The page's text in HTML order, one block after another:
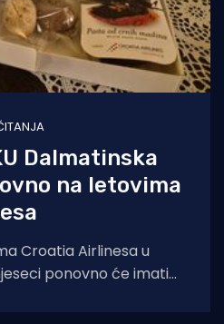
Dalmatinska
na letovima
Croatia Airlinesa u
ponovno će imati